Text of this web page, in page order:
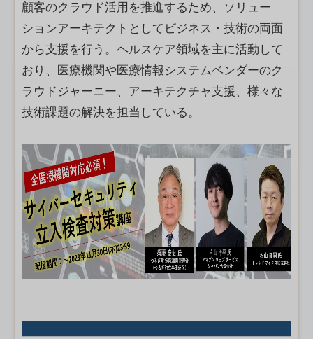
顧客のクラウド活用を推進するため、ソリュー
ションアーキテクトとしてビジネス・技術の両面
から支援を行う。ヘルスケア領域を主に活動して
おり、医療機関や医療情報システムベンダーのク
ラウドジャーニー、アーキテクチャ支援、様々な
技術課題の解決を担当している。